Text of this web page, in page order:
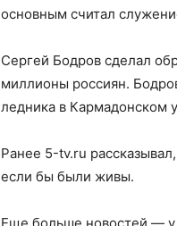
основным считал
Сергей Бодров сделал
миллионы россиян.
ледника в Кармадонском
Ранее 5-tv.ru
если бы были живы.